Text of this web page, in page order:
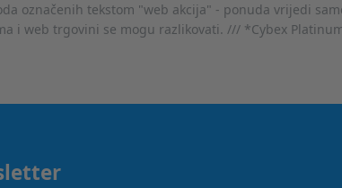
označenih tekstom "web akcija" - ponuda vrijedi
i web trgovini se mogu razlikovati. /// *Cybex